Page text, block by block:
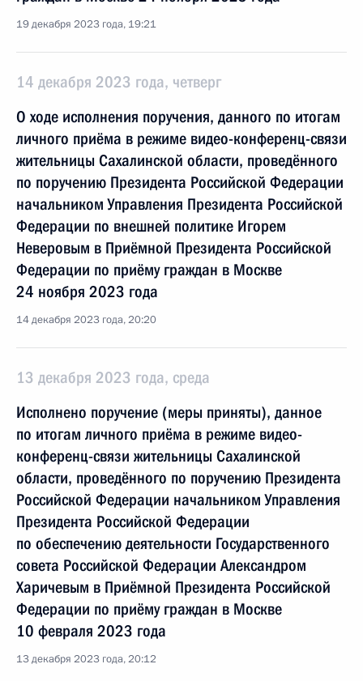
19 декабря 2023 года, 19:21
14 декабря 2023 года, четверг
О ходе исполнения поручения, данного по итогам
личного приёма в режиме видео-конференц-связи
жительницы Сахалинской области, проведённого
по поручению Президента Российской Федерации
начальником Управления Президента Российской
Федерации по внешней политике Игорем
Неверовым в Приёмной Президента Российской
Федерации по приёму граждан в Москве
24 ноября 2023 года
14 декабря 2023 года, 20:20
13 декабря 2023 года, среда
Исполнено поручение (меры приняты), данное
по итогам личного приёма в режиме видео-
конференц-связи жительницы Сахалинской
области, проведённого по поручению Президента
Российской Федерации начальником Управления
Президента Российской Федерации
по обеспечению деятельности Государственного
совета Российской Федерации Александром
Харичевым в Приёмной Президента Российской
Федерации по приёму граждан в Москве
10 февраля 2023 года
13 декабря 2023 года, 20:12